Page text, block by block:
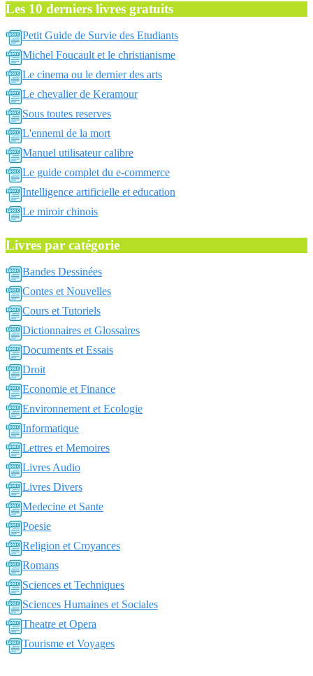
Les 10 derniers livres gratuits
Petit Guide de Survie des Etudiants
Michel Foucault et le christianisme
Le cinema ou le dernier des arts
Le chevalier de Keramour
Sous toutes reserves
L'ennemi de la mort
Manuel utilisateur calibre
Le guide complet du e-commerce
Intelligence artificielle et education
Le miroir chinois
Livres par catégorie
Bandes Dessinées
Contes et Nouvelles
Cours et Tutoriels
Dictionnaires et Glossaires
Documents et Essais
Droit
Economie et Finance
Environnement et Ecologie
Informatique
Lettres et Memoires
Livres Audio
Livres Divers
Medecine et Sante
Poesie
Religion et Croyances
Romans
Sciences et Techniques
Sciences Humaines et Sociales
Theatre et Opera
Tourisme et Voyages